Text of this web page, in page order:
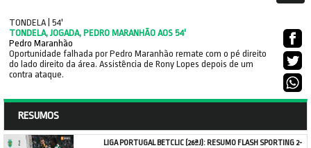
TONDELA | 54'
TONDELA, JOGADA, PEDRO MARANHÃO AOS 54'
Pedro Maranhão
Oportunidade falhada por Pedro Maranhão remate com o pé direito
do lado direito da área. Assistência de Rony Lopes depois de um
contra ataque.
RESUMOS
LIGA PORTUGAL BETCLIC (26ªJ): RESUMO FLASH SPORTING 2-